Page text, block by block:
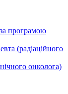
програмою
(радіаційного
онколога)